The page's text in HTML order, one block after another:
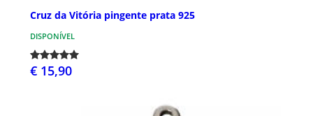
Cruz da Vitória pingente prata 925
DISPONÍVEL
€ 15,90